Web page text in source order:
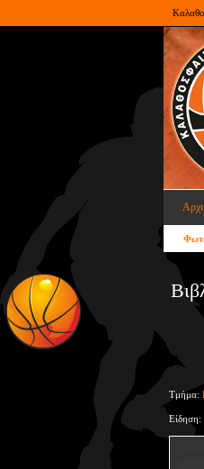
Τμήμα:
Είδηση: